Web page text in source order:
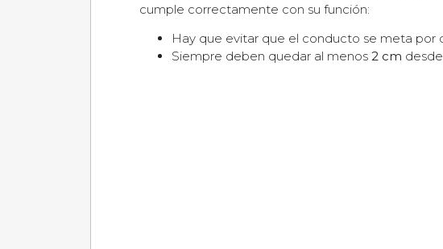
cumple correctamente con su función:
Hay que evitar que el conducto se meta por
Siempre deben quedar al menos 2 cm